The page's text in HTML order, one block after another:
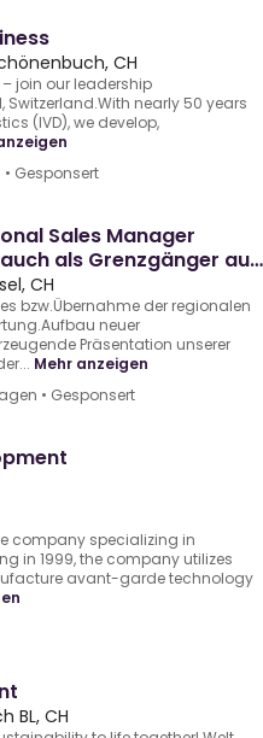
CH
join our leadership
nearly 50 years
(IVD), we develop,
• Gesponsert
Sales Manager
als Grenzgänger aus
CH
bzw.Übernahme der regionalen
neuer
Präsentation unserer
Mehr anzeigen
• Gesponsert
company specializing in
in 1999, the company utilizes
avant-garde technology
BL, CH